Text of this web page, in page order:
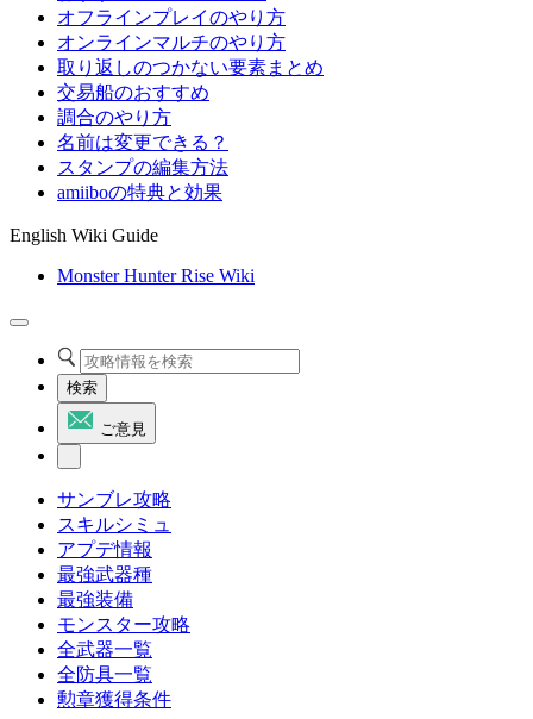
オフラインプレイのやり方
オンラインマルチのやり方
取り返しのつかない要素まとめ
交易船のおすすめ
調合のやり方
名前は変更できる？
スタンプの編集方法
amiiboの特典と効果
English Wiki Guide
Monster Hunter Rise Wiki
検索
ご意見
サンブレ攻略
スキルシミュ
アプデ情報
最強武器種
最強装備
モンスター攻略
全武器一覧
全防具一覧
勲章獲得条件